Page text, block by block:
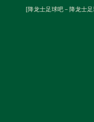
[降龙士足球吧－降龙士